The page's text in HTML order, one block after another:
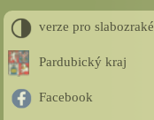
verze pro slabozraké
Pardubický kraj
Facebook